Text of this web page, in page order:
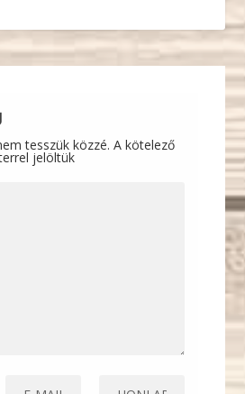
tesszük közzé. A kötelező
jelöltük